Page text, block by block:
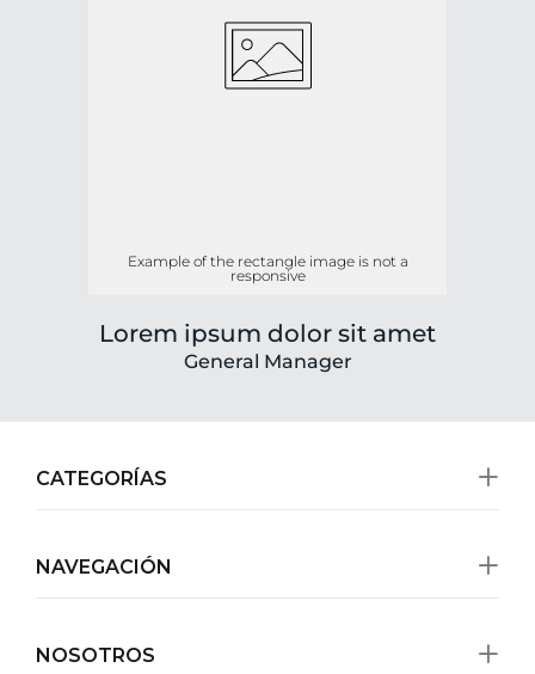
Example of the rectangle image is not a
responsive
Lorem ipsum dolor sit amet
General Manager
CATEGORÍAS
NAVEGACIÓN
NOSOTROS